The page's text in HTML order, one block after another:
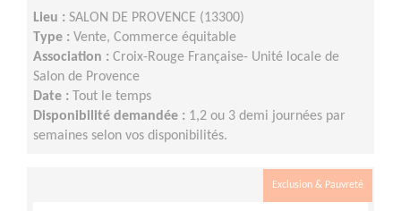
Lieu : SALON DE PROVENCE (13300)
Type : Vente, Commerce équitable
Association : Croix-Rouge Française- Unité locale de
Salon de Provence
Date : Tout le temps
Disponibilité demandée : 1,2 ou 3 demi journées par
semaines selon vos disponibilités.
Exclusion & Pauvreté